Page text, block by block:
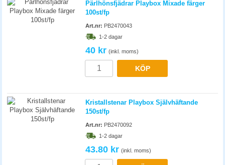
1-2 dagar
40 kr (inkl. moms)
Kristallstenar Playbox Självhäftande
1-2 dagar
43.80 kr (inkl. moms)